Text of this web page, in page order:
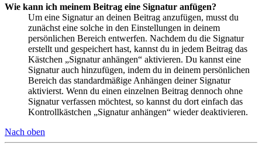
Wie kann ich meinem Beitrag eine Signatur anfügen?
Um eine Signatur an deinen Beitrag anzufügen, musst du
zunächst eine solche in den Einstellungen in deinem
persönlichen Bereich entwerfen. Nachdem du die Signatur
erstellt und gespeichert hast, kannst du in jedem Beitrag das
Kästchen „Signatur anhängen“ aktivieren. Du kannst eine
Signatur auch hinzufügen, indem du in deinem persönlichen
Bereich das standardmäßige Anhängen deiner Signatur
aktivierst. Wenn du einen einzelnen Beitrag dennoch ohne
Signatur verfassen möchtest, so kannst du dort einfach das
Kontrollkästchen „Signatur anhängen“ wieder deaktivieren.
Nach oben